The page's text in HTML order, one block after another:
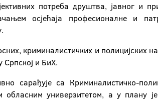
потреба друштва, јавног и
осјећаја професионалне и
криминалистичких и полицијских
и БиХ.
сарађује са Криминалистичко-
универзитетом, а у плану је